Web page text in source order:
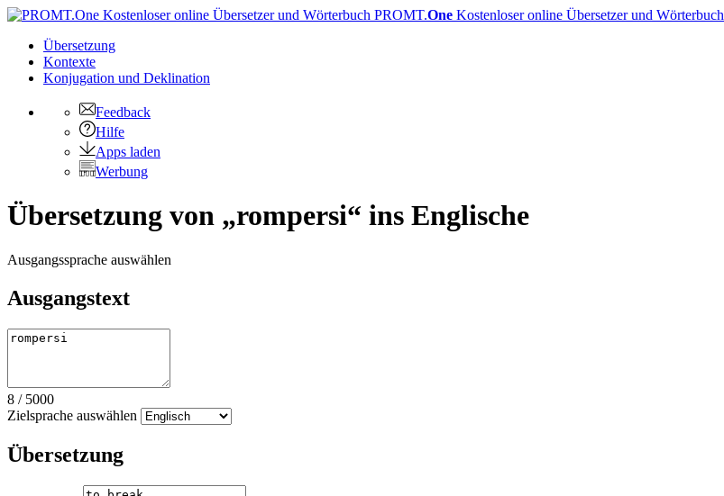
PROMT.One Kostenloser online Übersetzer und Wörterbuch
Übersetzung
Kontexte
Konjugation und Deklination
Feedback
Hilfe
Apps laden
Werbung
Übersetzung von „rompersi“ ins Englische
Ausgangssprache auswählen
Ausgangstext
8 / 5000
Zielsprache auswählen
Übersetzung